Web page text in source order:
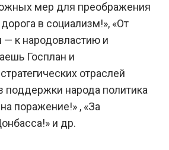
мер для преображения
в социализм!», «От
— к народовластию и
Госплан и
отраслей
поддержки народа политика
поражение!» , «За
и др.